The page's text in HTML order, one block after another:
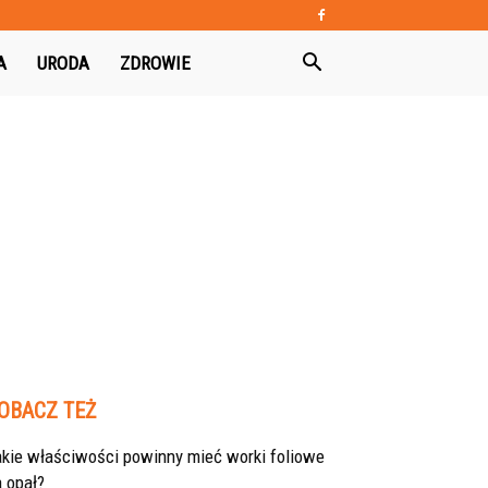
URODA ZDROWIE
TEŻ
właściwości powinny mieć worki foliowe
opał?